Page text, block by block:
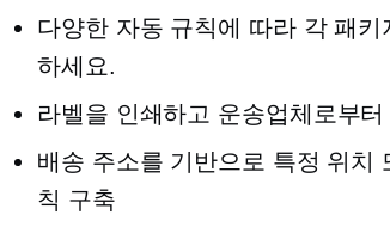
다양한 자동 규칙에 따라 각 패
하세요.
라벨을 인쇄하고 운송업체로부
배송 주소를 기반으로 특정 위치
칙 구축